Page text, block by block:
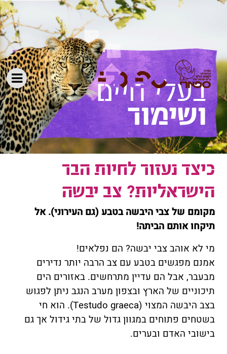
בעלי חיים
ושימור
כיצד נעזור לחיות הבר
הישראליות? צב יבשה
מקומם של צבי היבשה בטבע (גם העירוני). אל
תיקחו אותם הביתה!
מי לא אוהב צבי יבשה? הם נפלאים!
אמנם מפגשים בטבע עם צב הרבה יותר נדירים
מבעבר, אבל הם עדיין מתרחשים. באזורים הים
תיכוניים של הארץ ובצפון מערב הנגב ניתן לפגוש
בצב היבשה המצוי (Testudo graeca). הוא חי
בשטחים פתוחים במגוון גדול של בתי גידול אך גם
בישובי האדם ובערים.